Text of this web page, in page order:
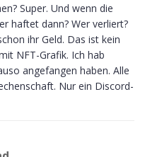
Super. Und wenn die
haftet dann? Wer verliert?
ihr Geld. Das ist kein
NFT-Grafik. Ich hab
angefangen haben. Alle
Nur ein Discord-